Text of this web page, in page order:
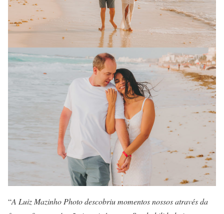
“A Luiz Mazinho Photodescobriu momentos nossos através da